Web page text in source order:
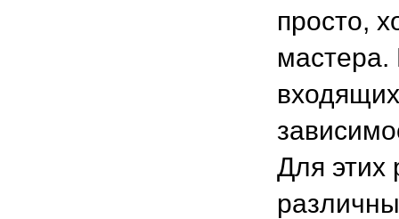
просто,
Для этих